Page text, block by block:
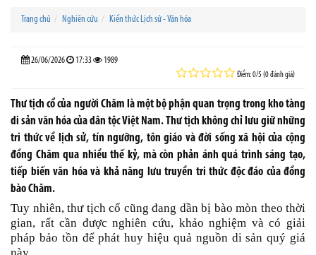
Trang chủ Nghiên cứu Kiến thức Lịch sử - Văn hóa
26/06/2026 17:33 1989
Điểm: 0/5 (0 đánh giá)
Thư tịch cổ của người Chăm là một bộ phận quan trọng trong kho tàng
di sản văn hóa của dân tộc Việt Nam. Thư tịch không chỉ lưu giữ những
tri thức về lịch sử, tín ngưỡng, tôn giáo và đời sống xã hội của cộng
đồng Chăm qua nhiều thế kỷ, mà còn phản ánh quá trình sáng tạo,
tiếp biến văn hóa và khả năng lưu truyền tri thức độc đáo của đồng
bào Chăm.
Tuy nhiên, thư tịch cổ cũng đang dần bị bào mòn theo thời
gian, rất cần được nghiên cứu, khảo nghiệm và có giải
pháp bảo tồn để phát huy hiệu quả nguồn di sản quý giá